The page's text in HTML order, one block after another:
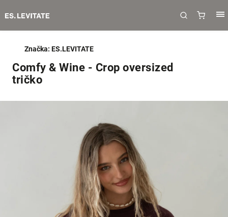
Comfy & Wine - Crop oversized
tričko
Značka: ES.LEVITATE